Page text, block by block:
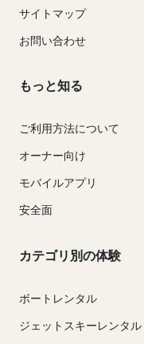
サイトマップ
お問い合わせ
もっと知る
ご利用方法について
オーナー向け
モバイルアプリ
安全面
カテゴリ別の体験
ボートレンタル
ジェットスキーレンタル